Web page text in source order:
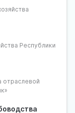
в разных
с
и
Республики
отраслевой